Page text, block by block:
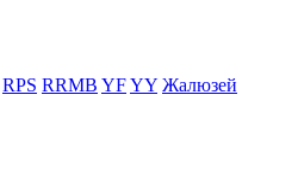
RPS RRMB YFYY Жалюзей